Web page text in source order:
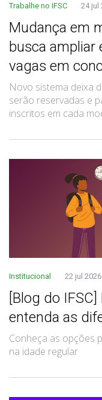
Trabalhe no IFSC 24 jul
Mudança em
busca ampliar
vagas em
Novo sistema deixa
serão reservadas e
inscritos em cada
Institucional 22 jul 2026
[Blog do IFSC]
entenda as
Conheça as opções
na idade regular